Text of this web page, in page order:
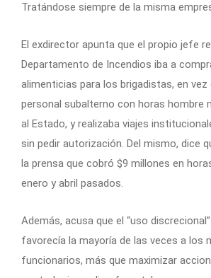
Tratándose siempre de la misma
El exdirector apunta que el propio jefe
Departamento de Incendios iba a
alimenticias para los brigadistas, en vez
personal subalterno con horas hombre
al Estado, y realizaba viajes
sin pedir autorización. Del mismo, dice
la prensa que cobró $9 millones en
enero y abril pasados.
Además, acusa que el “uso
favorecía la mayoría de las veces a los
funcionarios, más que maximizar